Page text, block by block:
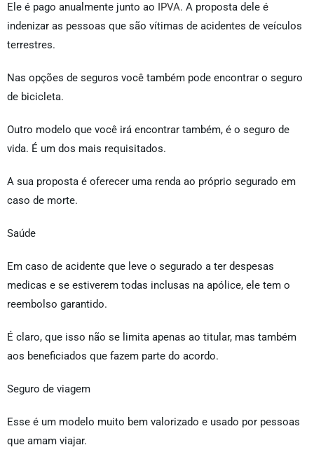
Ele é pago anualmente junto ao IPVA. A proposta dele é
indenizar as pessoas que são vítimas de acidentes de veículos
terrestres.
Nas opções de seguros você também pode encontrar o seguro
de bicicleta.
Outro modelo que você irá encontrar também, é o seguro de
vida. É um dos mais requisitados.
A sua proposta é oferecer uma renda ao próprio segurado em
caso de morte.
Saúde
Em caso de acidente que leve o segurado a ter despesas
medicas e se estiverem todas inclusas na apólice, ele tem o
reembolso garantido.
É claro, que isso não se limita apenas ao titular, mas também
aos beneficiados que fazem parte do acordo.
Seguro de viagem
Esse é um modelo muito bem valorizado e usado por pessoas
que amam viajar.